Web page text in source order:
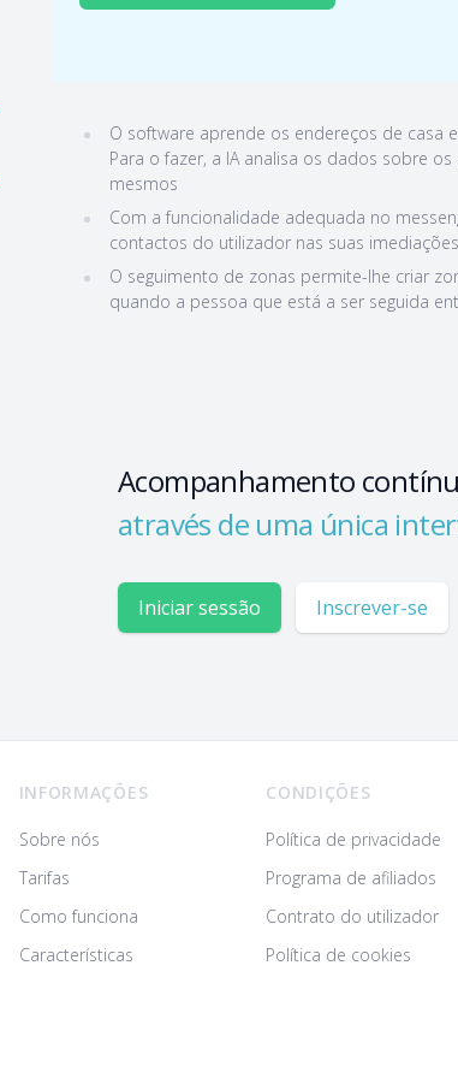
O software aprende os endereços de casa
Para o fazer, a IA analisa os dados sobre
mesmos
Com a funcionalidade adequada no
contactos do utilizador nas suas imediações
O seguimento de zonas permite-lhe criar
quando a pessoa que está a ser seguida
Acompanhamento
através de uma única
Iniciar sessão Inscrever-se
INFORMAÇÕES
Sobre nós
Tarifas
Como funciona
Características
CONDIÇÕES
Política de privacidade
Programa de afiliados
Contrato do utilizador
Política de cookies